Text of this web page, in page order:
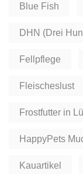
Blue Fish
DHN (Drei
Fellpflege
Fleischeslust
Frostfutter in
HappyPets
Kauartikel